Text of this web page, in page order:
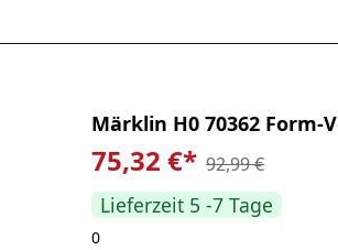
Märklin H0 70362
75,32 €* 92,99 €
Lieferzeit 5 -7 Tage
0